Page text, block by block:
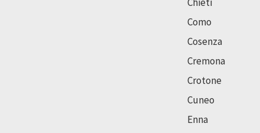
Como
Cosenza
Cremona
Crotone
Cuneo
Enna